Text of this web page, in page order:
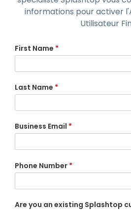
informations pour activer
Utilisateur
First Name *
Last Name *
Business Email *
Phone Number *
Are you an existing Splashtop